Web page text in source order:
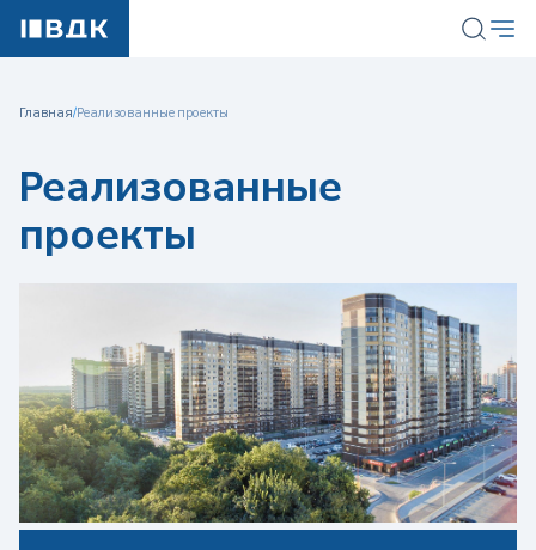
Главная/Реализованные проекты
Реализованные
проекты